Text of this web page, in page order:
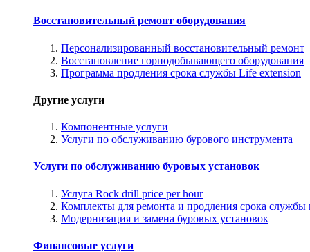
Восстановительный ремонт оборудования
Персонализированный восстановительный ремонт
Восстановление горнодобывающего оборудования
Программа продления срока службы Life extension
Другие услуги
Компонентные услуги
Услуги по обслуживанию бурового инструмента
Услуги по обслуживанию буровых установок
Услуга Rock drill price per hour
Комплекты для ремонта и продления срока службы
Модернизация и замена буровых установок
Финансовые услуги